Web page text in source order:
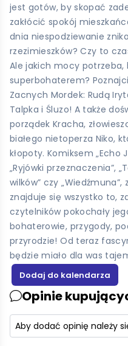
jest gotów, by skopać
zakłócić spokój
dnia niespodziewanie
rzezimieszków? Czy to
Ale jakich mocy
superbohaterem?
Zacnych Mordek: Rudą
Talpka i Śluzo! A także
porządek Kracha,
białego nietoperza Niko,
kłopoty. Komiksem „Echo
„Ryjówki przeznaczenia”,
wilków” czy
znajduje się wszystko to,
czytelników pokochały
bohaterowie, przygody,
przyrodzie! Od teraz
będzie miało dla was
Opinie
Aby dodać opinię należy